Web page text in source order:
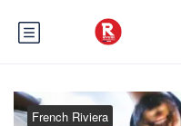
French Riviera